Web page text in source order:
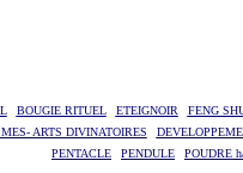
BOUGIE RITUEL ETEIGNOIR
FENG
ARTS DIVINATOIRES
PENTACLE
PENDULE POUDRE